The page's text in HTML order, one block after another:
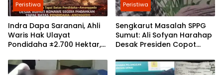
Peristiwa
Indra Dapa Saranani, Ahli
Waris Hak Ulayat
Pondidaha ±2.700 Hektar,
Segera Pindahkan Tapal
Batas Pondidaha–
Peristiwa
Sengkarut Masalah SPPG
Sumut: Ali Sofyan Harahap
Desak Presiden Copot
Regional Sumut